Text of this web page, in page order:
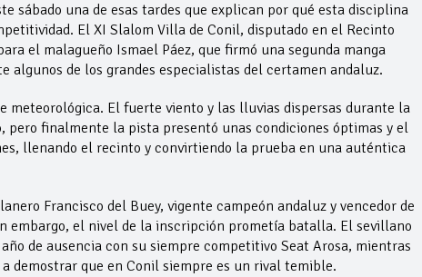
sábado una de esas tardes que explican por qué esta disciplina
El XI Slalom Villa de Conil, disputado en el Recinto
el malagueño Ismael Páez, que firmó una segunda manga
de los grandes especialistas del certamen andaluz.
meteorológica. El fuerte viento y las lluvias dispersas durante la
pero finalmente la pista presentó unas condiciones óptimas y el
llenando el recinto y convirtiendo la prueba en una auténtica
Francisco del Buey, vigente campeón andaluz y vencedor de
embargo, el nivel de la inscripción prometía batalla. El sevillano
de ausencia con su siempre competitivo Seat Arosa, mientras
demostrar que en Conil siempre es un rival temible.